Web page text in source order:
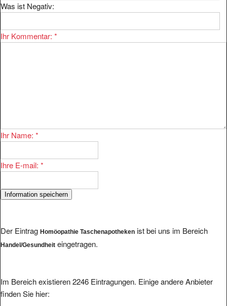
Was ist Negativ:
Ihr Kommentar: *
Ihr Name: *
Ihre E-mail: *
Der Eintrag Homöopathie Taschenapotheken ist bei uns im Bereich
Handel/Gesundheit eingetragen.
Im Bereich existieren 2246 Eintragungen. Einige andere Anbieter
finden Sie hier: